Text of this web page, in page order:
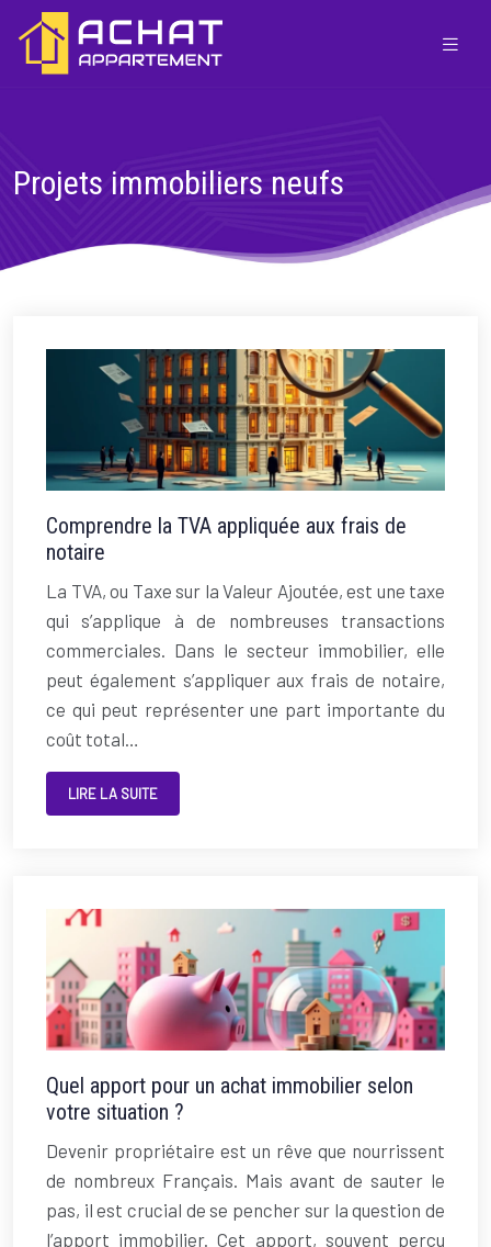
Projets immobiliers neufs
Comprendre la TVA appliquée aux frais de
notaire
La TVA, ou Taxe sur la Valeur Ajoutée, est une taxe
qui s’applique à de nombreuses transactions
commerciales. Dans le secteur immobilier, elle
peut également s’appliquer aux frais de notaire,
ce qui peut représenter une part importante du
coût total…
LIRE LA SUITE
Quel apport pour un achat immobilier selon
votre situation ?
Devenir propriétaire est un rêve que nourrissent
de nombreux Français. Mais avant de sauter le
pas, il est crucial de se pencher sur la question de
l’apport immobilier. Cet apport, souvent perçu